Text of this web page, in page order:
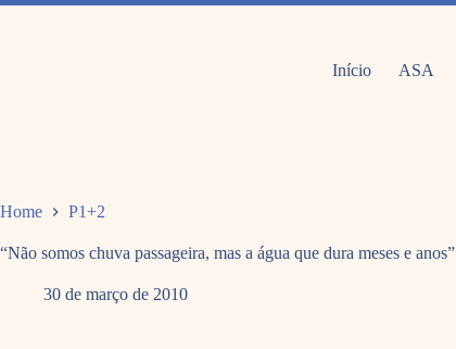
Pular
Início ASA
Home P1+2
“Não somos chuva passageira, mas a água que dura meses e anos”
30 de março de 2010